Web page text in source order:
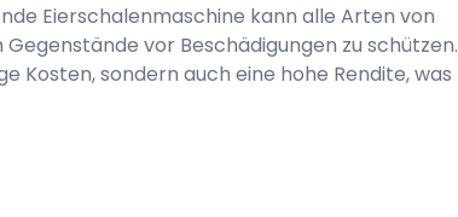
Eierschalenmaschine kann alle Arten von
vor Beschädigungen zu schützen.
Kosten, sondern auch eine hohe Rendite, was